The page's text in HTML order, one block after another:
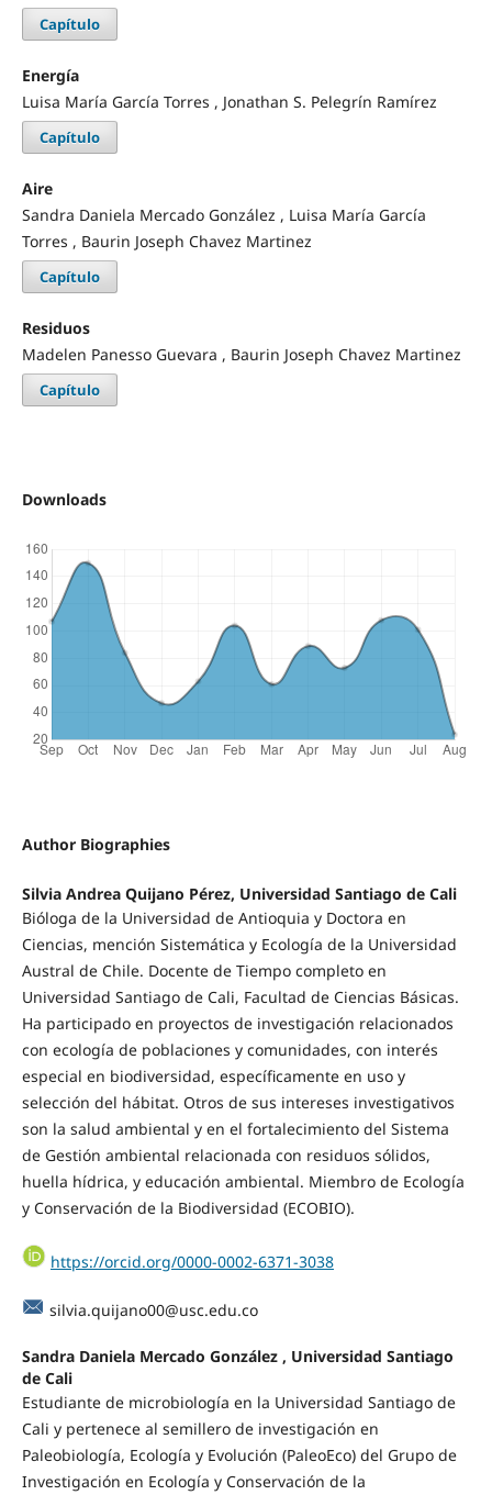
Capítulo
Energía
Luisa María García Torres , Jonathan S. Pelegrín Ramírez
Capítulo
Aire
Sandra Daniela Mercado González , Luisa María García
Torres , Baurin Joseph Chavez Martinez
Capítulo
Residuos
Madelen Panesso Guevara , Baurin Joseph Chavez Martinez
Capítulo
Downloads
Author Biographies
Silvia Andrea Quijano Pérez, Universidad Santiago de Cali
Bióloga de la Universidad de Antioquia y Doctora en
Ciencias, mención Sistemática y Ecología de la Universidad
Austral de Chile. Docente de Tiempo completo en
Universidad Santiago de Cali, Facultad de Ciencias Básicas.
Ha participado en proyectos de investigación relacionados
con ecología de poblaciones y comunidades, con interés
especial en biodiversidad, específicamente en uso y
selección del hábitat. Otros de sus intereses investigativos
son la salud ambiental y en el fortalecimiento del Sistema
de Gestión ambiental relacionada con residuos sólidos,
huella hídrica, y educación ambiental. Miembro de Ecología
y Conservación de la Biodiversidad (ECOBIO).
https://orcid.org/0000-0002-6371-3038
silvia.quijano00@usc.edu.co
Sandra Daniela Mercado González , Universidad Santiago
de Cali
Estudiante de microbiología en la Universidad Santiago de
Cali y pertenece al semillero de investigación en
Paleobiología, Ecología y Evolución (PaleoEco) del Grupo de
Investigación en Ecología y Conservación de la